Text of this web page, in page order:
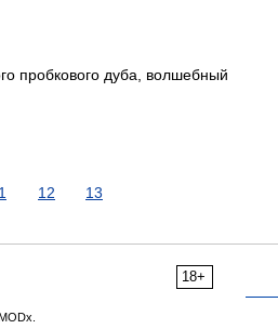
пробкового дуба, волшебный
12 13
18+